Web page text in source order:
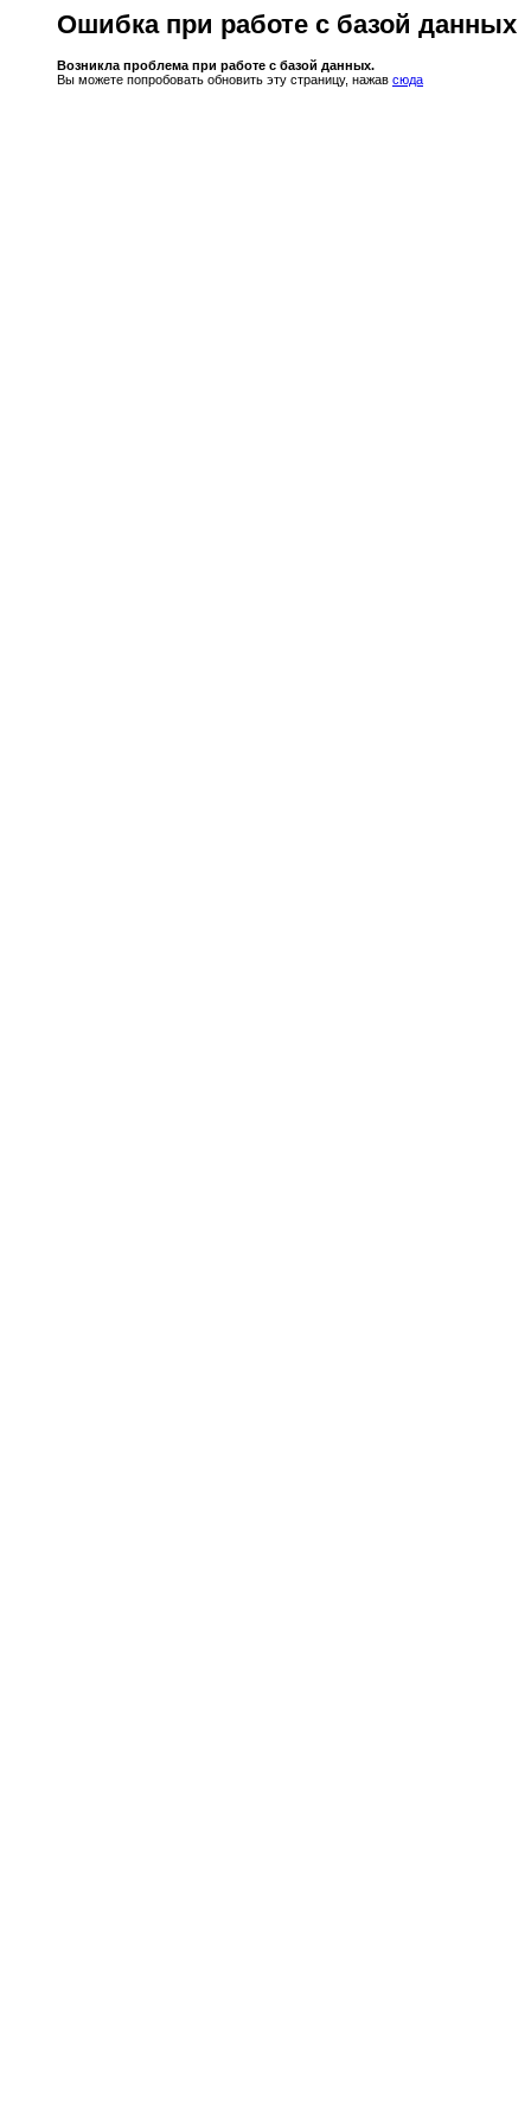
Ошибка при работе с базой данных
Возникла проблема при работе с базой данных.
Вы можете попробовать обновить эту страницу, нажав сюда